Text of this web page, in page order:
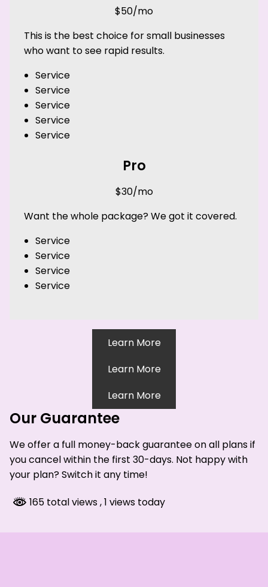
$50/mo
This is the best choice for small businesses
who want to see rapid results.
Service
Service
Service
Service
Service
Pro
$30/mo
Want the whole package? We got it covered.
Service
Service
Service
Service
Learn More
Learn More
Learn More
Our Guarantee
We offer a full money-back guarantee on all plans if
you cancel within the first 30-days. Not happy with
your plan? Switch it any time!
165 total views, 1 views today